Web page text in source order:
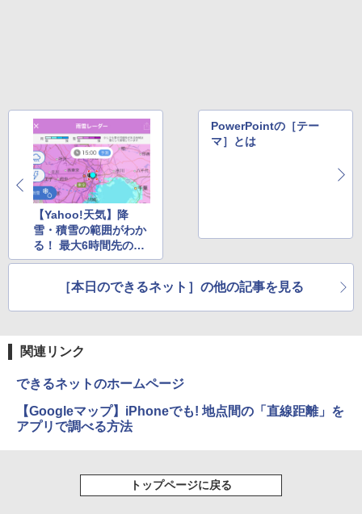
【Yahoo!天気】降
雪・積雪の範囲がわか
る！ 最大6時間先の予
報も表示する「雨雪レ
ード」
PowerPointの［テー
マ］とは
［本日のできるネット］の他の記事を見る
関連リンク
できるネットのホームページ
【Googleマップ】iPhoneでも! 地点間の「直線距離」を
アプリで調べる方法
トップページに戻る